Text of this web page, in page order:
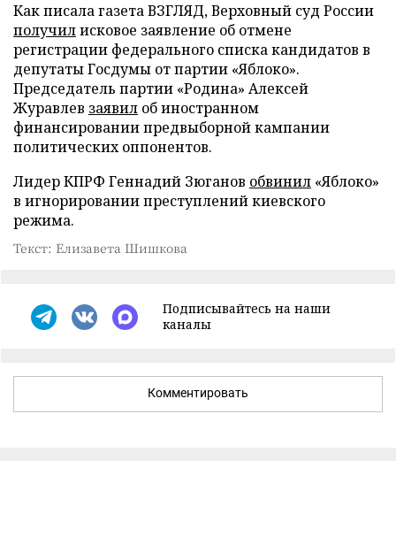
Как писала газета ВЗГЛЯД, Верховный суд России
получилисковое заявление об отмене
регистрации федерального списка кандидатов в
депутаты Госдумы от партии «Яблоко».
Председатель партии «Родина» Алексей
Журавлев заявил об иностранном
финансировании предвыборной кампании
политических оппонентов.
Лидер КПРФ Геннадий Зюганов обвинил «Яблоко»
в игнорировании преступлений киевского
режима.
Текст: Елизавета Шишкова
Подписывайтесь на наши
каналы
Комментировать